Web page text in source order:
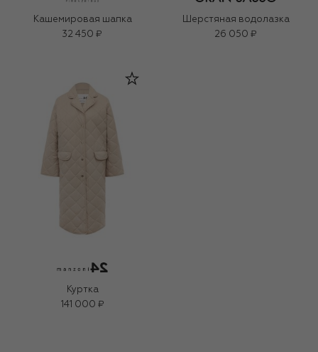
Кашемировая шапка
32 450 ₽
Шерстяная водолазка
26 050 ₽
Куртка
141 000 ₽